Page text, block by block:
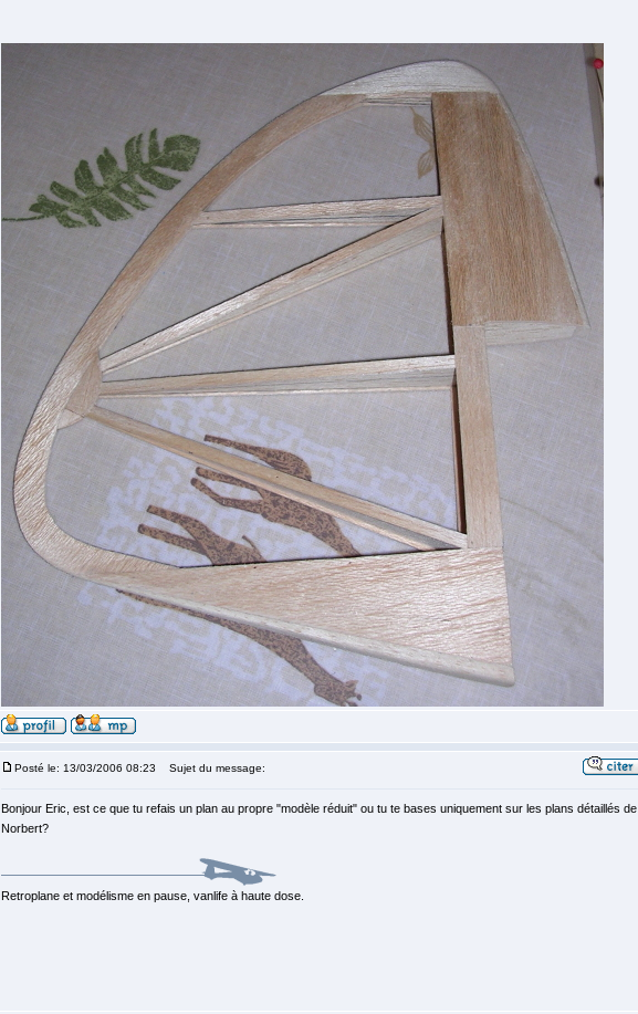
Posté le: 13/03/2006 08:23 Sujet du message:
Bonjour Eric, est ce que tu refais un plan au propre "modèle réduit" ou tu te bases uniquement sur les plans détaillés de
Norbert?
Retroplane et modélisme en pause, vanlife à haute dose.